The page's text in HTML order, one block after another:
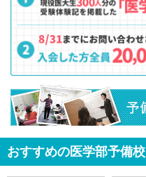
おすすめの医学部予備校